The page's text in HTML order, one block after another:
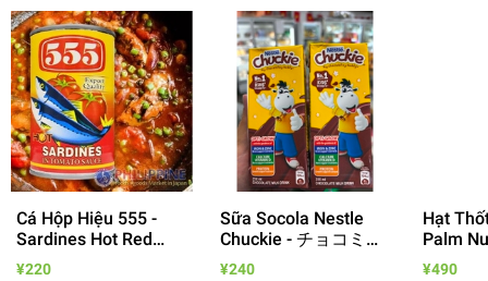
Cá Hộp Hiệu 555 -
Sardines Hot Red
155g
¥220
Sữa Socola Nestle
Chuckie - チョコミル
ク 250ml
¥240
Hạt
Palm
Màu
¥490